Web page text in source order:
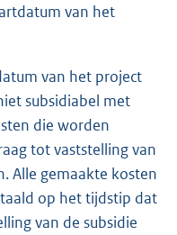
van het
van het project
subsidiabel met
die worden
tot vaststelling van
Alle gemaakte kosten
op het tijdstip dat
van de subsidie